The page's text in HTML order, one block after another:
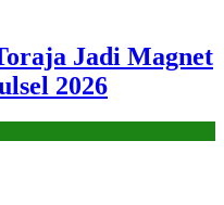
Jadi Magnet
2026